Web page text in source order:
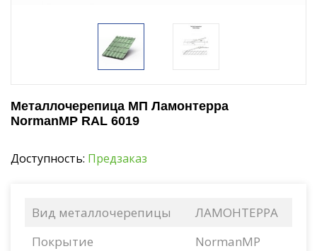
Металлочерепица МП Ламонтерра
NormanMP RAL 6019
Доступность: Предзаказ
Вид металлочерепицы
ЛАМОНТЕРРА
Покрытие
NormanMP